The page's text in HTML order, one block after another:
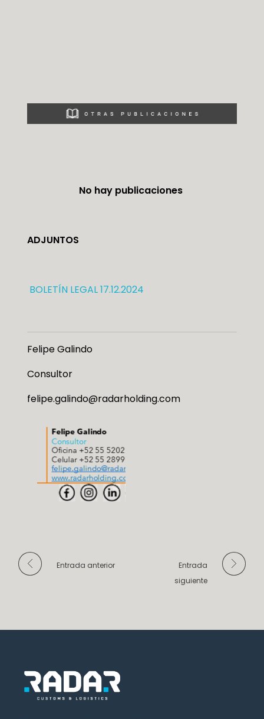
No hay publicaciones
ADJUNTOS
BOLETÍN LEGAL 17.12.2024
Felipe Galindo
Consultor
felipe.galindo@radarholding.com
Entrada anterior
Entrada
siguiente